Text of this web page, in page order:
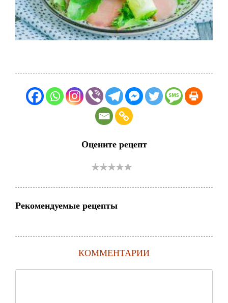
Оцените рецепт
Рекомендуемые рецепты
КОММЕНТАРИИ